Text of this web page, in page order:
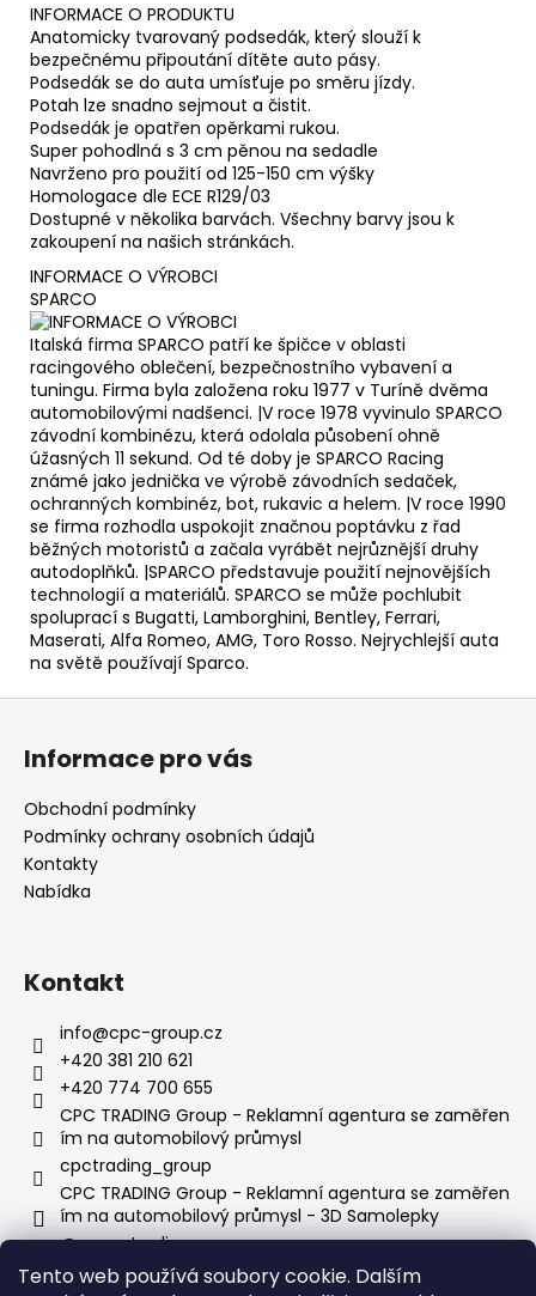
Tento web používá soubory cookie. Dalším
INFORMACE O PRODUKTU
Anatomicky tvarovaný podsedák, který slouží k
bezpečnému připoutání dítěte auto pásy.
Podsedák se do auta umísťuje po směru jízdy.
Potah lze snadno sejmout a čistit.
Podsedák je opatřen opěrkami rukou.
Super pohodlná s 3 cm pěnou na sedadle
Navrženo pro použití od 125-150 cm výšky
Homologace dle ECE R129/03
Dostupné v několika barvách. Všechny barvy jsou k
zakoupení na našich stránkách.
INFORMACE O VÝROBCI
SPARCO
Italská firma SPARCO patří ke špičce v oblasti
racingového oblečení, bezpečnostního vybavení a
tuningu. Firma byla založena roku 1977 v Turíně dvěma
automobilovými nadšenci. |V roce 1978 vyvinulo SPARCO
závodní kombinézu, která odolala působení ohně
úžasných 11 sekund. Od té doby je SPARCO Racing
známé jako jednička ve výrobě závodních sedaček,
ochranných kombinéz, bot, rukavic a helem. |V roce 1990
se firma rozhodla uspokojit značnou poptávku z řad
běžných motoristů a začala vyrábět nejrůznější druhy
autodoplňků. |SPARCO představuje použití nejnovějších
technologií a materiálů. SPARCO se může pochlubit
spoluprací s Bugatti, Lamborghini, Bentley, Ferrari,
Maserati, Alfa Romeo, AMG, Toro Rosso. Nejrychlejší auta
na světě používají Sparco.
Informace pro vás
Obchodní podmínky
Podmínky ochrany osobních údajů
Kontakty
Nabídka
Kontakt
info@cpc-group.cz
+420 381 210 621
+420 774 700 655
CPC TRADING Group - Reklamní agentura se zaměřen
ím na automobilový průmysl
cpctrading_group
CPC TRADING Group - Reklamní agentura se zaměřen
ím na automobilový průmysl - 3D Samolepky
@__cpctrading__